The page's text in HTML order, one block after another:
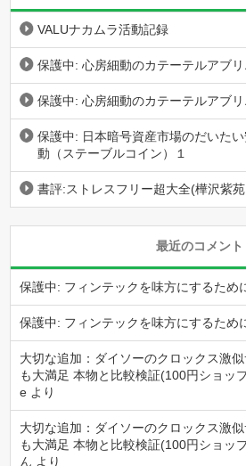
VALUナカムラ活動記録
保護中: 心房細動のカテーテルアブ
保護中: 心房細動のカテーテルアブ
保護中: 日本暗号資産市場のだいた
動（ステーブルコイン）１
書評:ストレスフリー超大全(樺沢紫
最近のコメント
保護中: フィンテックを味方にするため
保護中: フィンテックを味方にするため
大切な追加：ダイソーのクロックス激
も大満足 本物と比較検証(100円ショッ
e より
大切な追加：ダイソーのクロックス激
も大満足 本物と比較検証(100円ショッ
ん より